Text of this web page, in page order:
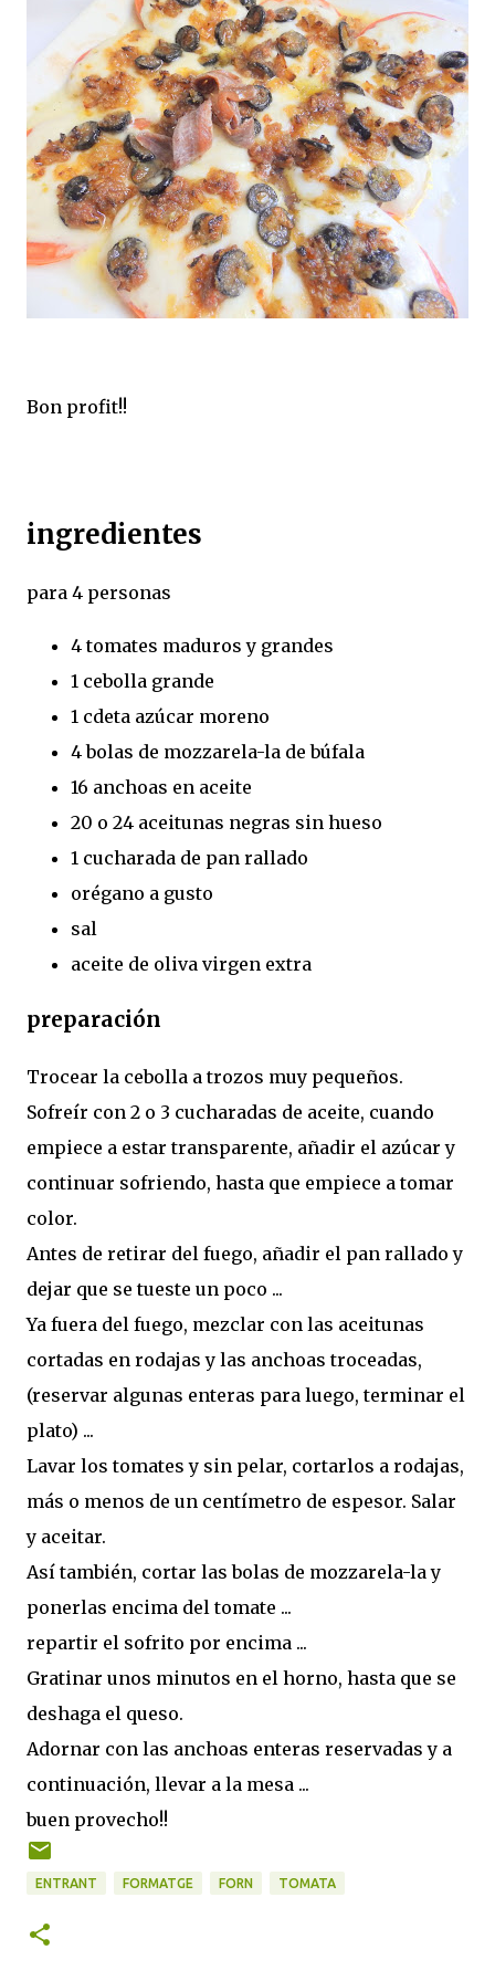
Bon profit!!
ingredientes
para 4 personas
4 tomates maduros y grandes
1 cebolla grande
1 cdeta azúcar moreno
4 bolas de mozzarela-la de búfala
16 anchoas en aceite
20 o 24 aceitunas negras sin hueso
1 cucharada de pan rallado
orégano a gusto
sal
aceite de oliva virgen extra
preparación
Trocear la cebolla a trozos muy pequeños.
Sofreír con 2 o 3 cucharadas de aceite, cuando
empiece a estar transparente, añadir el azúcar y
continuar sofriendo, hasta que empiece a tomar
color.
Antes de retirar del fuego, añadir el pan rallado y
dejar que se tueste un poco ...
Ya fuera del fuego, mezclar con las aceitunas
cortadas en rodajas y las anchoas troceadas,
(reservar algunas enteras para luego, terminar el
plato) ...
Lavar los tomates y sin pelar, cortarlos a rodajas,
más o menos de un centímetro de espesor. Salar
y aceitar.
Así también, cortar las bolas de mozzarela-la y
ponerlas encima del tomate ...
repartir el sofrito por encima ...
Gratinar unos minutos en el horno, hasta que se
deshaga el queso.
Adornar con las anchoas enteras reservadas y a
continuación, llevar a la mesa ...
buen provecho!!
ENTRANT FORMATGE FORN TOMATA